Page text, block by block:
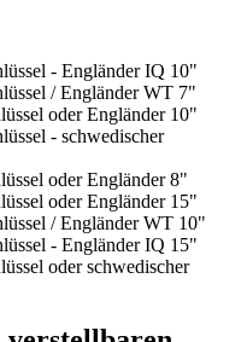
- Engländer IQ 10"
/ Engländer WT 7"
oder Engländer 10"
- schwedischer
oder Engländer 8"
oder Engländer 15"
/ Engländer WT 10"
- Engländer IQ 15"
oder schwedischer